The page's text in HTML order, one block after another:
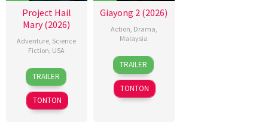
Project Hail
Mary (2026)
Adventure, Science
Fiction, USA
15
Mar
2026
Callum
Dawson
Christopher
Miller,
TRAILER
TONTON
Giayong 2 (2026)
Action, Drama,
Malaysia
9
Apr
2026
Dyeanna
Jemat
Faisal
Ishak,
TRAILER
TONTON